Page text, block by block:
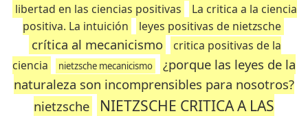
libertad en las ciencias positivas
La critica a la ciencia
positiva. La intuición
leyes positivas de nietzsche
crítica al mecanicismo
critica positivas de la
ciencia
nietzsche mecanicismo
¿porque las leyes de la
naturaleza son incomprensibles para nosotros?
nietzsche
NIETZSCHE CRITICA A LAS